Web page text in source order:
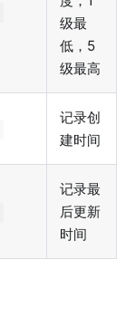
级最
低，5
级最高
记录创
建时间
记录最
后更新
时间